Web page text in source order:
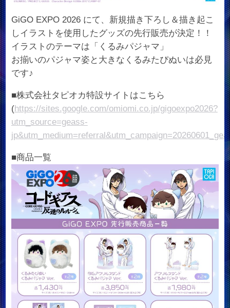
GiGO EXPO 2026 にて、新規描き下ろし＆描き起こ
しイラストを使用したグッズの先行販売が決定！！
イラストのテーマは「くるみパジャマ」
お揃いのパジャマ姿と大きなくるみたぴぬいは必見
です♪
■株式会社タピオカ特設サイトはこちら
(https://sites.google.com/omiomi.co.jp/gigoexpo2026?
utm_source=geass-
■商品一覧